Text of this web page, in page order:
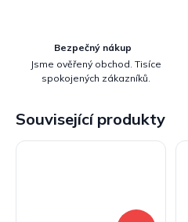
Bezpečný nákup
Jsme ověřený obchod. Tisíce
spokojených zákazníků.
Související produkty